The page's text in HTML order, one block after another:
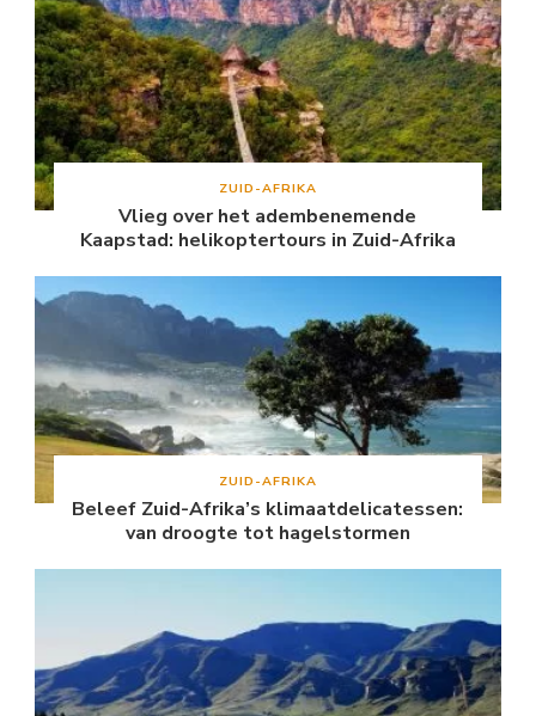
ZUID-AFRIKA
Vlieg over het adembenemende
Kaapstad: helikoptertours in Zuid-Afrika
ZUID-AFRIKA
Beleef Zuid-Afrika’s klimaatdelicatessen:
van droogte tot hagelstormen